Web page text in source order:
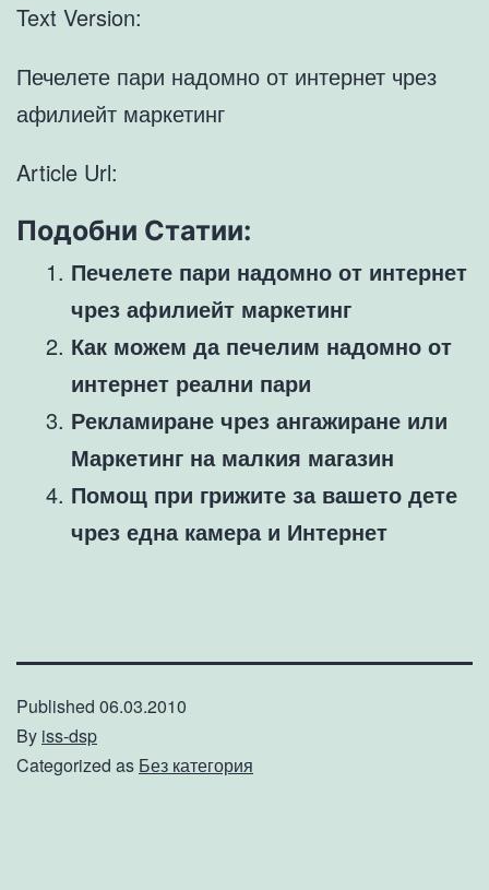
Text Version:
Печелете пари надомно от интернет чрез
афилиейт маркетинг
Article Url:
Подобни Статии:
Печелете пари надомно от интернет
чрез афилиейт маркетинг
Как можем да печелим надомно от
интернет реални пари
Рекламиране чрез ангажиране или
Маркетинг на малкия магазин
Помощ при грижите за вашето дете
чрез една камера и Интернет
Published 06.03.2010
By iss-dsp
Categorized as Без категория